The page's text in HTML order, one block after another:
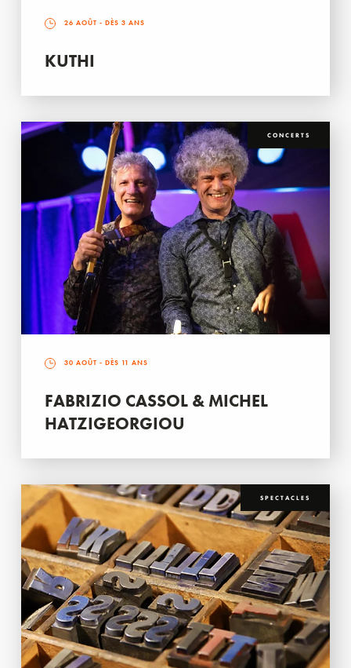
26 AOÛT - DÈS 3 ANS
KUTHI
CONCERTS
30 AOÛT - DÈS 11 ANS
FABRIZIO CASSOL & MICHEL
HATZIGEORGIOU
SPECTACLES